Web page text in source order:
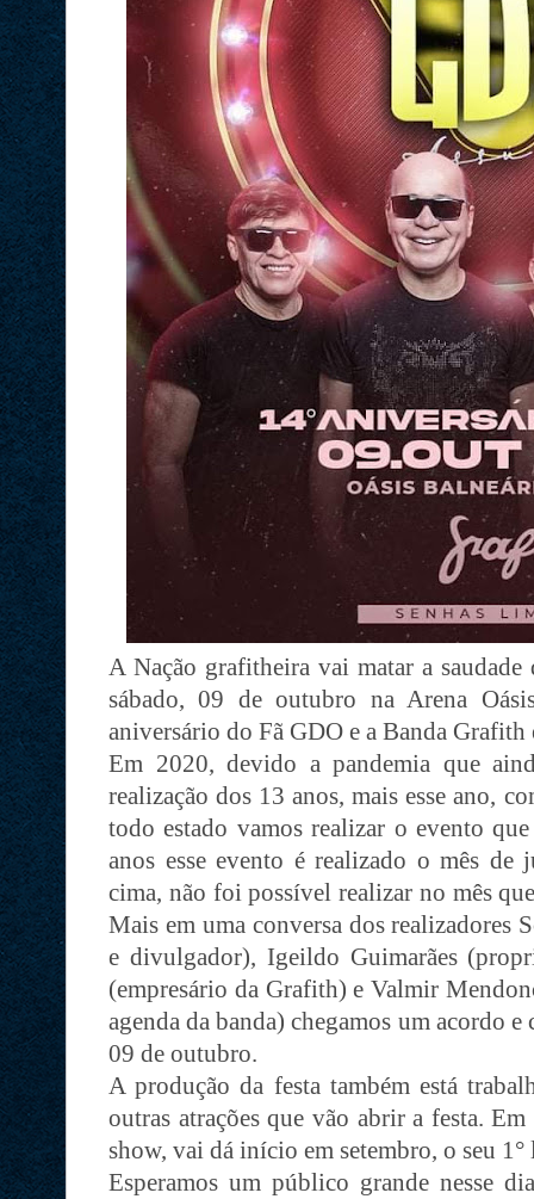
A Nação grafitheira vai matar a
sábado, 09 de outubro na Arena
aniversário do Fã GDO e a Banda
Em 2020, devido a pandemia que
realização dos 13 anos, mais esse ano,
todo estado vamos realizar o evento
anos esse evento é realizado o mês de
cima, não foi possível realizar no mês
Mais em uma conversa dos realizadores
e divulgador), Igeildo Guimarães
(empresário da Grafith) e Valmir
agenda da banda) chegamos um acordo
09 de outubro.
A produção da festa também está
outras atrações que vão abrir a festa.
show, vai dá início em setembro, o seu 1°
Esperamos um público grande nesse